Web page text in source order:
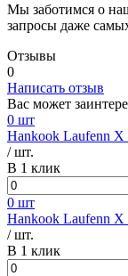
Мы заботимся о
запросы даже
Отзывы
0
Написать отзыв
Вас может
0 шт
Hankook Laufenn X
/ шт.
В 1 клик
0 шт
Hankook Laufenn
/ шт.
В 1 клик